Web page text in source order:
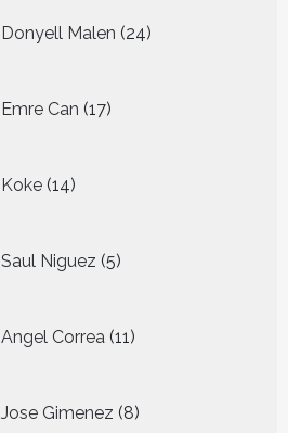
Donyell Malen 24
producten
Emre Can 17
producten
Koke 14
producten
Saul Niguez 5
producten
Angel Correa 11
producten
Jose Gimenez 8
producten